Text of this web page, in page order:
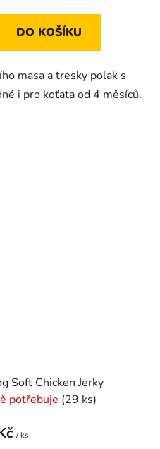
DO KOŠÍKU
masa a tresky polak s
i pro koťata od 4 měsíců.
Soft Chicken Jerky
potřebuje (29 ks)
/ ks